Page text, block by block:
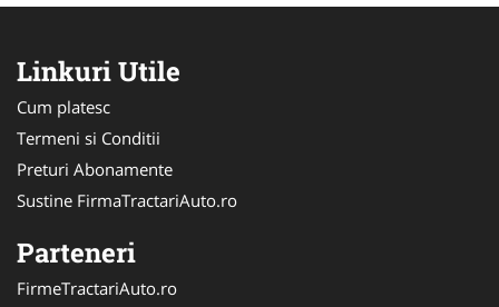
Linkuri Utile
Cum platesc
Termeni si Conditii
Preturi Abonamente
Sustine FirmaTractariAuto.ro
Parteneri
FirmeTractariAuto.ro